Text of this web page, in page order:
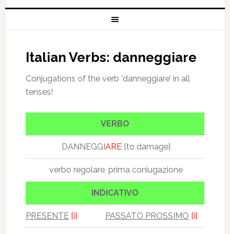
Italian Verbs: danneggiare
Conjugations of the verb ‘danneggiare’ in all
tenses!
VERBO
DANNEGGIARE[to damage]
verbo regolare, prima coniugazione
INDICATIVO
PRESENTE [i] PASSATO PROSSIMO [i]